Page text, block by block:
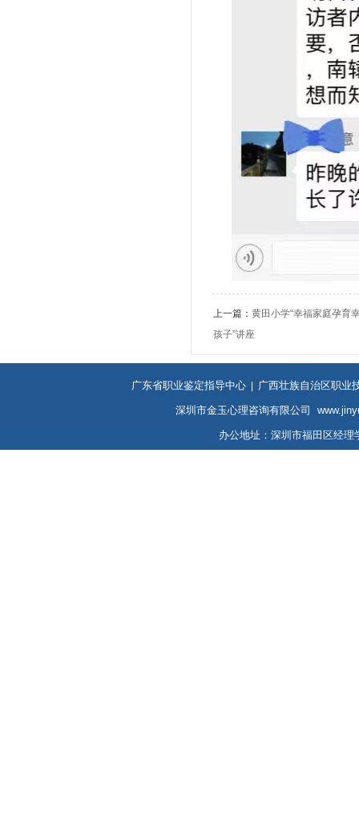
上一篇： 黄田小学“幸福家庭孕育
孩子”讲座
广东省职业鉴定指导中心 广西壮族自治区职业
深圳市金玉心理咨询有限公司
办公地址：深圳市福田区经